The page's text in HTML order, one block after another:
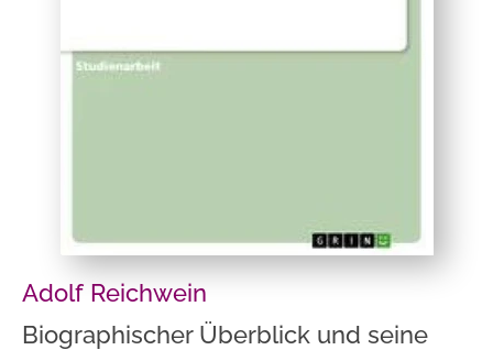
Adolf Reichwein
Biographischer Überblick und seine